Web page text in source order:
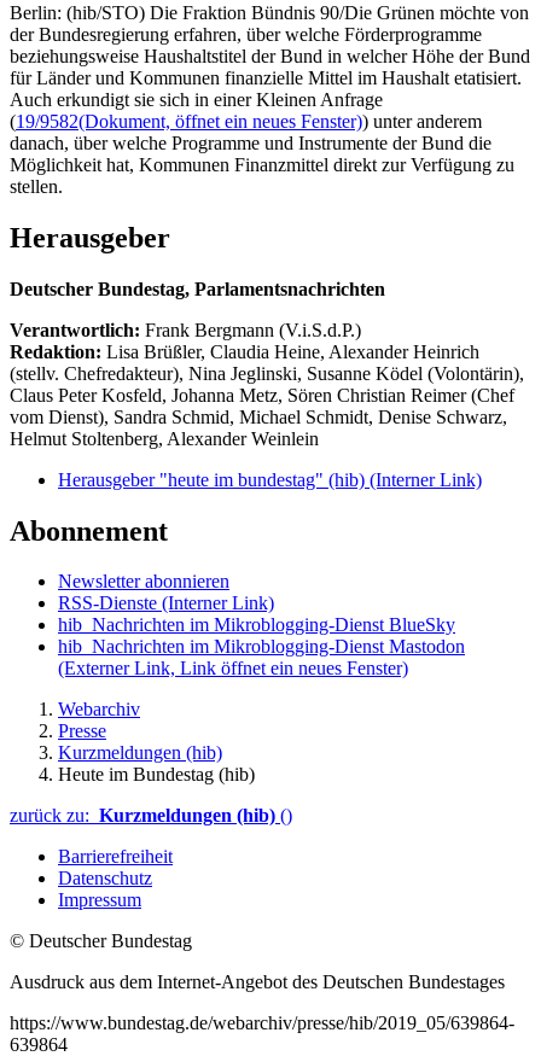
Berlin: (hib/STO) Die Fraktion Bündnis 90/Die Grünen möchte von
der Bundesregierung erfahren, über welche Förderprogramme
beziehungsweise Haushaltstitel der Bund in welcher Höhe der Bund
für Länder und Kommunen finanzielle Mittel im Haushalt etatisiert.
Auch erkundigt sie sich in einer Kleinen Anfrage
(19/9582(Dokument, öffnet ein neues Fenster)) unter anderem
danach, über welche Programme und Instrumente der Bund die
Möglichkeit hat, Kommunen Finanzmittel direkt zur Verfügung zu
stellen.
Herausgeber
Deutscher Bundestag, Parlamentsnachrichten
Verantwortlich: Frank Bergmann (V.i.S.d.P.)
Redaktion: Lisa Brüßler, Claudia Heine, Alexander Heinrich
(stellv. Chefredakteur), Nina Jeglinski, Susanne Ködel (Volontärin),
Claus Peter Kosfeld, Johanna Metz, Sören Christian Reimer (Chef
vom Dienst), Sandra Schmid, Michael Schmidt, Denise Schwarz,
Helmut Stoltenberg, Alexander Weinlein
Herausgeber "heute im bundestag" (hib) (Interner Link)
Abonnement
Newsletter abonnieren
RSS-Dienste (Interner Link)
hib_Nachrichten im Mikroblogging-Dienst BlueSky
hib_Nachrichten im Mikroblogging-Dienst Mastodon
(Externer Link, Link öffnet ein neues Fenster)
Webarchiv
Presse
Kurzmeldungen (hib)
Heute im Bundestag (hib)
zurück zu: Kurzmeldungen (hib) ()
Barrierefreiheit
Datenschutz
Impressum
© Deutscher Bundestag
Ausdruck aus dem Internet-Angebot des Deutschen Bundestages
https://www.bundestag.de/webarchiv/presse/hib/2019_05/639864-
639864